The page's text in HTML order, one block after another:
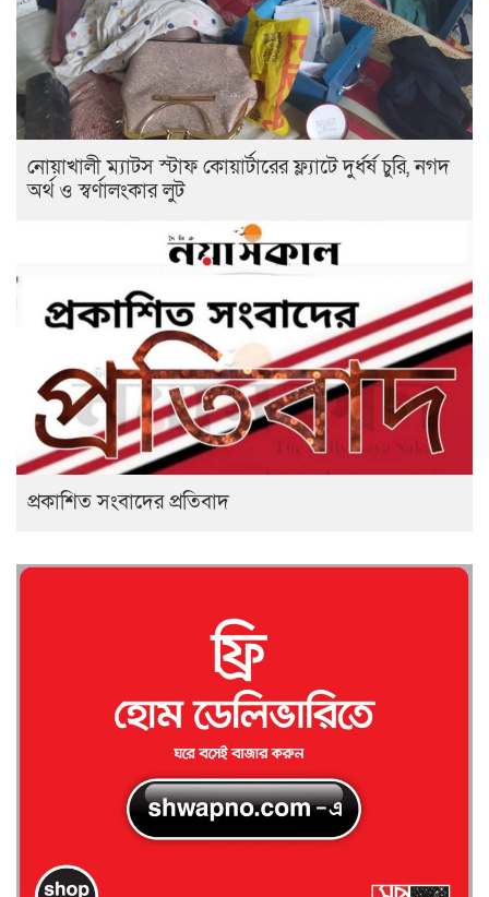
নোয়াখালী ম্যাটস স্টাফ কোয়ার্টারের ফ্ল্যাটে দুর্ধর্ষ চুরি, নগদ
অর্থ ও স্বর্ণালংকার লুট
প্রকাশিত সংবাদের প্রতিবাদ